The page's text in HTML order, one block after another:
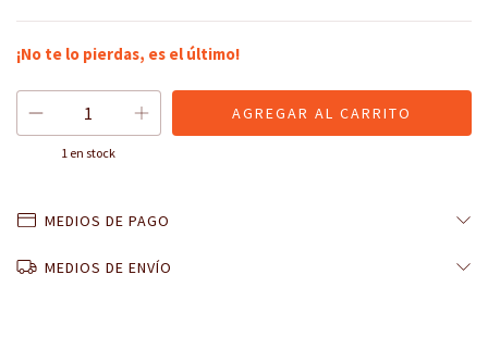
¡No te lo pierdas, es el último!
1 en stock
MEDIOS DE PAGO
MEDIOS DE ENVÍO